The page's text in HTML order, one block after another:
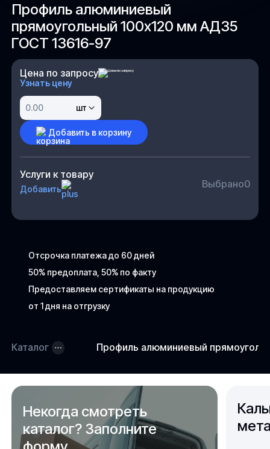
Профиль алюминиевый
прямоугольный 100х120 мм АД35
ГОСТ 13616-97
Отсрочка платежа до 60 дней
50% предоплата, 50% по факту
Предоставляем сертификаты на продукцию
от 1 дня на отгрузку
Цена по запросу
Узнать цену
шт
Добавить в корзину
Услуги к товару
Добавить Выбрано0
Каталог Профиль алюминиевый
Некогда смотреть
каталог? Заполните